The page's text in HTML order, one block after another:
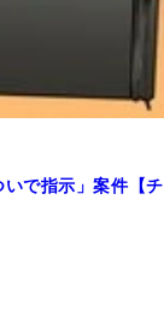
で指示」案件【チ